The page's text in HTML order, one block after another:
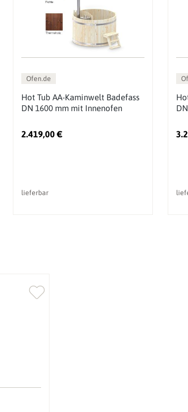
Ofen.de
Hot Tub AA-Kaminwelt Badefass
DN 1600 mm mit Innenofen
2.419,00 €
lieferbar